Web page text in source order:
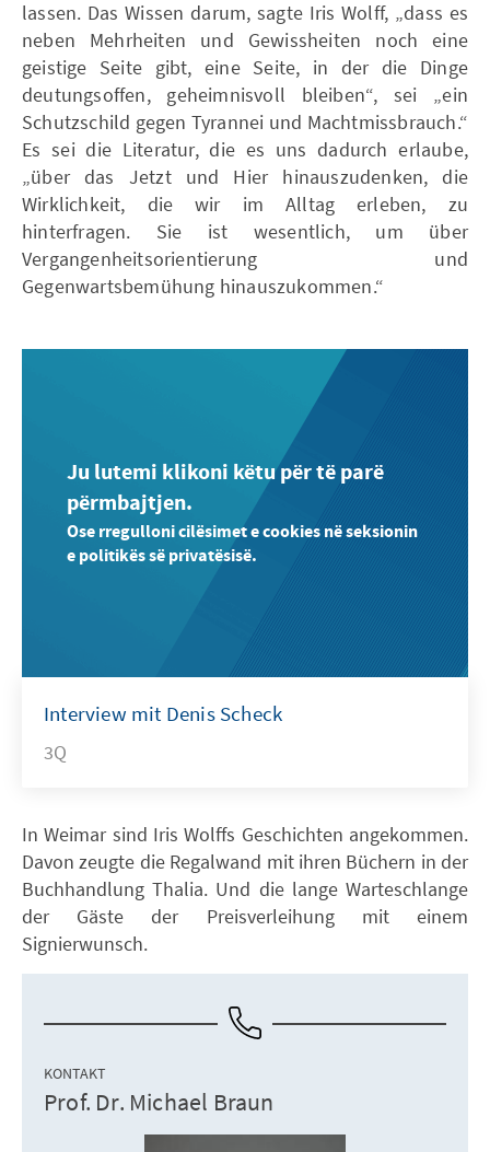
lassen. Das Wissen darum, sagte Iris Wolff, „dass es
neben Mehrheiten und Ge­wissheiten noch eine
geistige Seite gibt, eine Seite, in der die Dinge
deutungsoffen, ge­heimnisvoll bleiben“, sei „ein
Schutzschild gegen Tyrannei und Machtmissbrauch.“
Es sei die Literatur, die es uns dadurch erlaube,
„über das Jetzt und Hier hinauszudenken, die
Wirklichkeit, die wir im Alltag erleben, zu
hinterfragen. Sie ist wesentlich, um über
Vergangenheitsorientierung und
Gegenwartsbemühung hinauszu­kommen.“
Ju lutemi klikoni këtu për të parë
përmbajtjen.
Ose rregulloni cilësimet e cookies në seksionin
e politikës së privatësisë.
Interview mit Denis Scheck
3Q
In Weimar sind Iris Wolffs Geschichten angekommen.
Davon zeugte die Regalwand mit ihren Büchern in der
Buchhandlung Thalia. Und die lange Warteschlange
der Gäste der Preisverleihung mit einem
Signierwunsch.
KONTAKT
Prof. Dr. Michael Braun